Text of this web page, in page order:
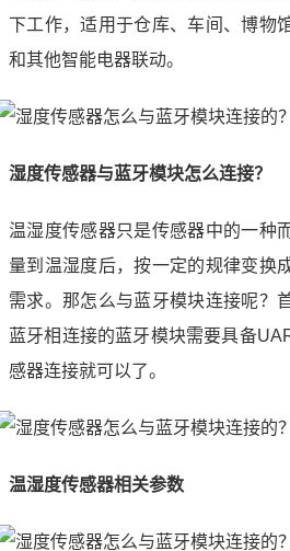
下工作，适用于仓库、车间、博物
和其他智能电器联动。
湿度传感器与蓝牙模块怎么连接？
温湿度传感器只是传感器中的一种
量到温湿度后，按一定的规律变换
需求。那怎么与蓝牙模块连接呢？
蓝牙相连接的蓝牙模块需要具备
感器连接就可以了。
温湿度传感器相关参数